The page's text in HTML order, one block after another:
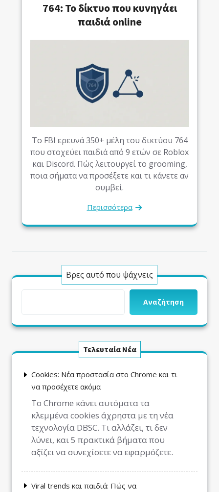
764: Το δίκτυο που κυνηγάει
παιδιά online
Το FBI ερευνά 350+ μέλη του δικτύου 764
που στοχεύει παιδιά από 9 ετών σε Roblox
και Discord. Πώς λειτουργεί το grooming,
ποια σήματα να προσέξετε και τι κάνετε αν
συμβεί.
Περισσότερα
Βρες αυτό που ψάχνεις
Αναζήτηση
Τελευταία Νέα
Cookies: Νέα προστασία στο Chrome και τι
να προσέχετε ακόμα
Το Chrome κάνει αυτόματα τα
κλεμμένα cookies άχρηστα με τη νέα
τεχνολογία DBSC. Τι αλλάζει, τι δεν
λύνει, και 5 πρακτικά βήματα που
αξίζει να συνεχίσετε να εφαρμόζετε.
Viral trends και παιδιά: Πώς να